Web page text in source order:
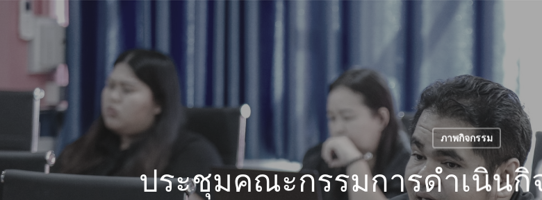
Hit enter to search or ESC to close
ภาพกิจกรรม
ประชุมคณะกรรมการดำเนิน